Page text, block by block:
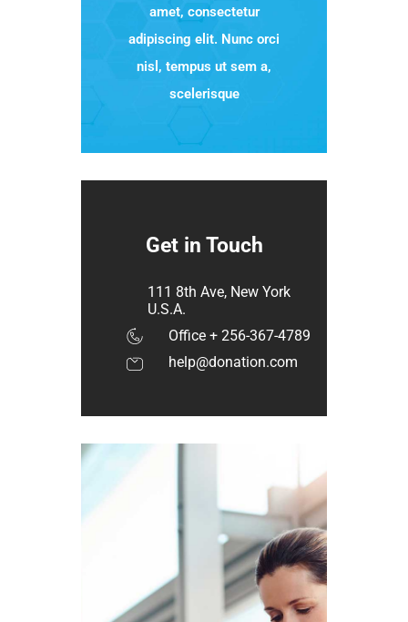
amet, consectetur
adipiscing elit. Nunc orci
nisl, tempus ut sem a,
scelerisque
Get in Touch
111 8th Ave, New York
U.S.A.
Office + 256-367-4789
help@donation.com